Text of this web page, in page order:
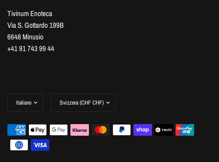
Tivinum Enoteca
Via S. Gottardo 199B
6648 Minusio
+41 91 743 99 44
paese/area
paese/area